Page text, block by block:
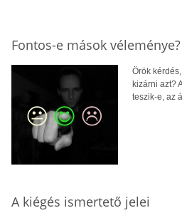
Fontos-e mások véleménye?
Örök
kizárni azt?
teszik-e, az
A kiégés ismertető jelei